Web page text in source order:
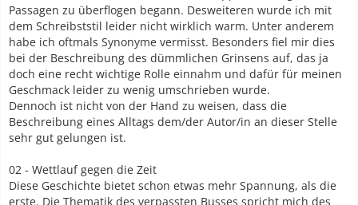
Passagen zu überflogen begann. Desweiteren wurde ich mit
dem Schreibststil leider nicht wirklich warm. Unter anderem
habe ich oftmals Synonyme vermisst. Besonders fiel mir dies
bei der Beschreibung des dümmlichen Grinsens auf, das ja
doch eine recht wichtige Rolle einnahm und dafür für meinen
Geschmack leider zu wenig umschrieben wurde.
Dennoch ist nicht von der Hand zu weisen, dass die
Beschreibung eines Alltags dem/der Autor/in an dieser Stelle
sehr gut gelungen ist.
02 - Wettlauf gegen die Zeit
Diese Geschichte bietet schon etwas mehr Spannung, als die
erste. Die Thematik des verpassten Busses spricht mich des